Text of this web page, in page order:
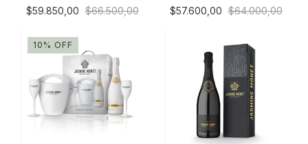
Regalo
$59.850,00 $66.500,00 $57.600,00 $64.000,00
10 % OFF